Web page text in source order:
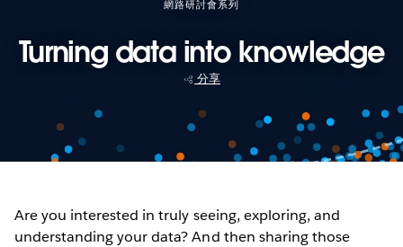
網路研討會系列
Turning data into knowledge
分享
Are you interested in truly seeing, exploring, and
understanding your data? And then sharing those